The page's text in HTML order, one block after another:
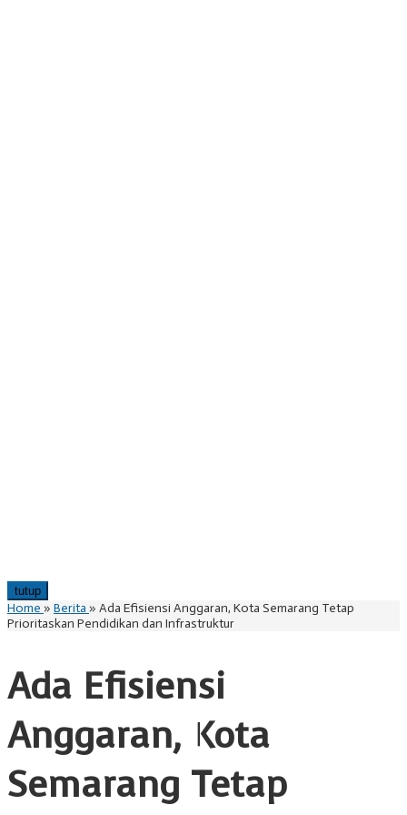
tutup
Home » Berita » Ada Efisiensi Anggaran, Kota Semarang Tetap
Prioritaskan Pendidikan dan Infrastruktur
Ada Efisiensi
Anggaran, Kota
Semarang Tetap